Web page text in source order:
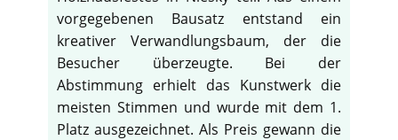
vorgegebenen Bausatz entstand ein
kreativer Verwandlungsbaum, der die
Besucher überzeugte. Bei der
Abstimmung erhielt das Kunstwerk die
meisten Stimmen und wurde mit dem 1.
Platz ausgezeichnet. Als Preis gewann die